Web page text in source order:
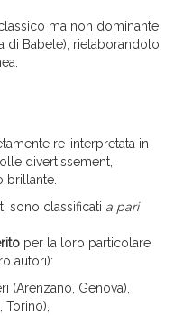
ma non dominante
di Babele), rielaborandolo
re-interpretata in
divertissement,
brillante.
sono classificati a pari
per la loro particolare
autori):
(Arenzano, Genova),
Torino),